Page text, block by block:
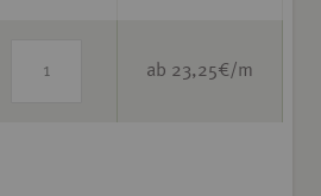
ab 23,25€/m